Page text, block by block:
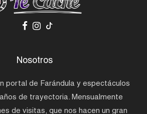
Nosotros
portal de Farándula y espectáculos
de trayectoria. Mensualmente
de visitas, que nos hacen un gran